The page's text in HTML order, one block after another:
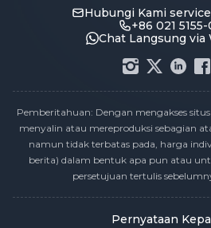
Hubungi Kami
+86 021
Chat Langsung via
Pemberitahuan: Dengan mengakses
menyalin atau mereproduksi sebagian
namun tidak terbatas pada, harga
berita) dalam bentuk apa pun atau
persetujuan tertulis
Pernyataan